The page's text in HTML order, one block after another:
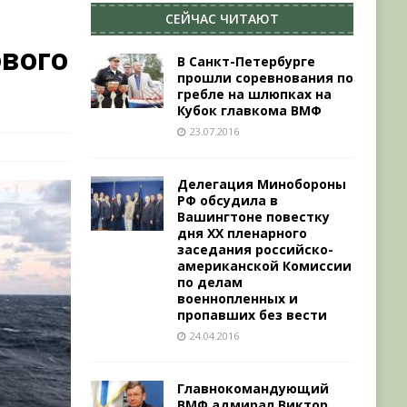
СЕЙЧАС ЧИТАЮТ
В Санкт-Петербурге
прошли соревнования по
гребле на шлюпках на
Кубок главкома ВМФ
23.07.2016
Делегация Минобороны
РФ обсудила в
Вашингтоне повестку
дня ХХ пленарного
заседания российско-
американской Комиссии
по делам
военнопленных и
пропавших без вести
24.04.2016
Главнокомандующий